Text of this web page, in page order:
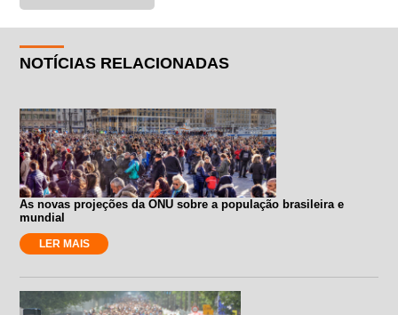
NOTÍCIAS RELACIONADAS
As novas projeções da ONU sobre a população brasileira e
mundial
LER MAIS